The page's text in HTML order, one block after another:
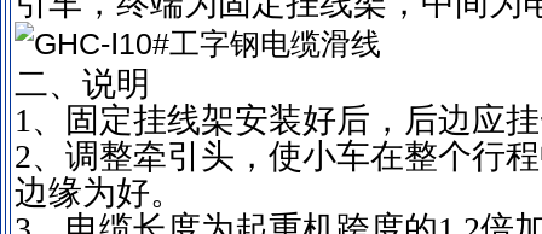
二、说明
1、固定挂线架安装好后，后边应挂
2、调整牵引头，使小车在整
边缘为好。